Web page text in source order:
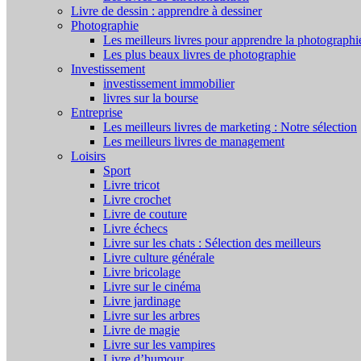
Livre de dessin : apprendre à dessiner
Photographie
Les meilleurs livres pour apprendre la
Les plus beaux livres de photographie
Investissement
investissement immobilier
livres sur la bourse
Entreprise
Les meilleurs livres de marketing : Notre sélection
Les meilleurs livres de management
Loisirs
Sport
Livre tricot
Livre crochet
Livre de couture
Livre échecs
Livre sur les chats : Sélection des meilleurs
Livre culture générale
Livre bricolage
Livre sur le cinéma
Livre jardinage
Livre sur les arbres
Livre de magie
Livre sur les vampires